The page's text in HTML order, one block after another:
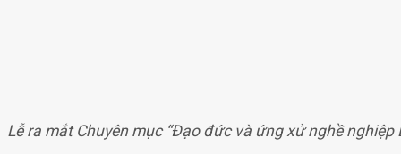
Lễ ra mắt Chuyên mục “Đạo đức và ứng xử nghề nghiệp